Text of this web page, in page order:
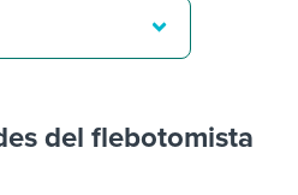
del flebotomista